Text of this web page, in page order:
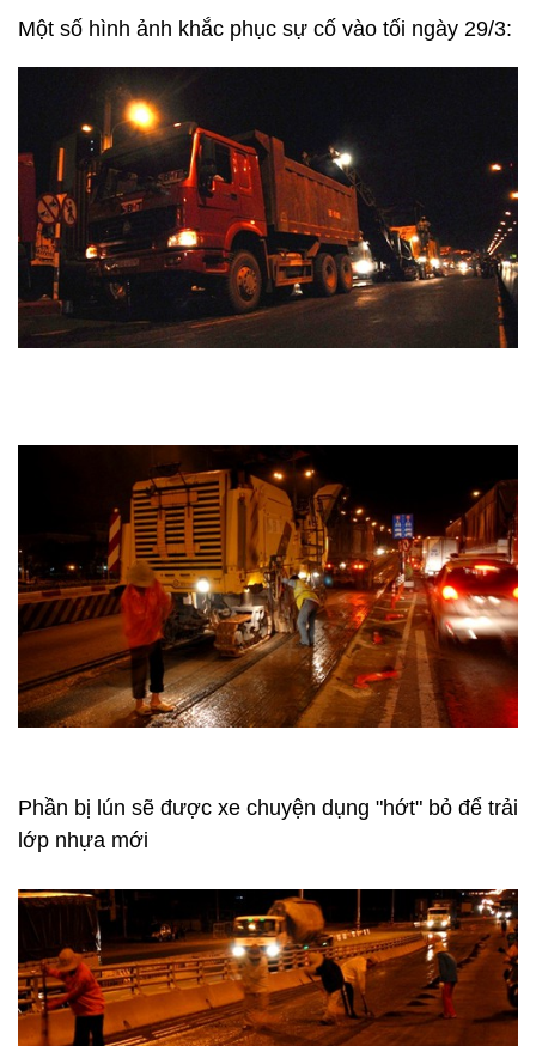
Một số hình ảnh khắc phục sự cố vào tối ngày 29/3:
Phần bị lún sẽ được xe chuyện dụng "hớt" bỏ để trải
lớp nhựa mới